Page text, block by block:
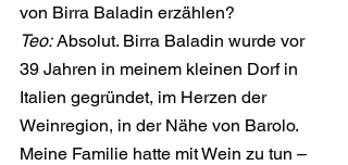
von Birra Baladin erzählen?
Teo: Absolut. Birra Baladin wurde vor
39 Jahren in meinem kleinen Dorf in
Italien gegründet, im Herzen der
Weinregion, in der Nähe von Barolo.
Meine Familie hatte mit Wein zu tun –